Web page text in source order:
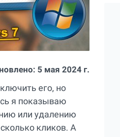
5 мая 2024 г.
его, но
я показываю
или удалению
кликов. А